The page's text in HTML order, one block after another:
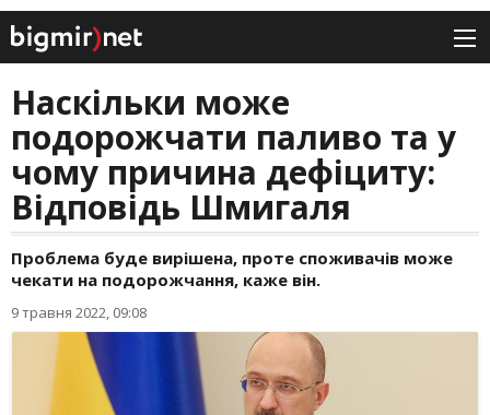
Наскільки може
подорожчати паливо та у
чому причина дефіциту:
Відповідь Шмигаля
Проблема буде вирішена, проте споживачів може
чекати на подорожчання, каже він.
9 травня 2022, 09:08